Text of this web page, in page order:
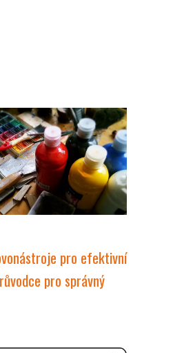
pro efektivní
pro správný